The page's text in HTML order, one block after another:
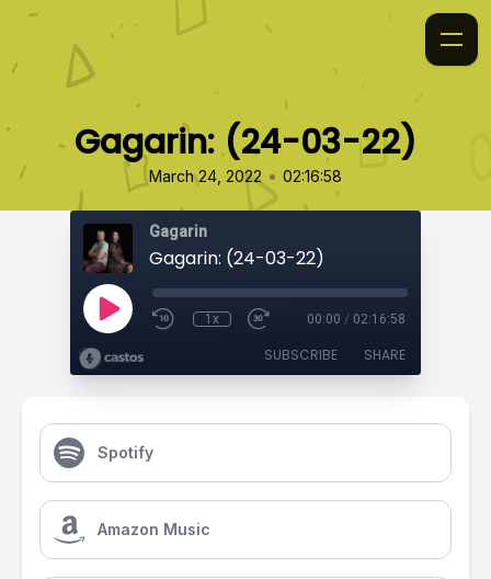
Gagarin: (24-03-22)
March 24, 2022 • 02:16:58
Gagarin
Gagarin: (24-03-22)
1x 00:00 / 02:16:58
SUBSCRIBE SHARE
Spotify
Amazon Music